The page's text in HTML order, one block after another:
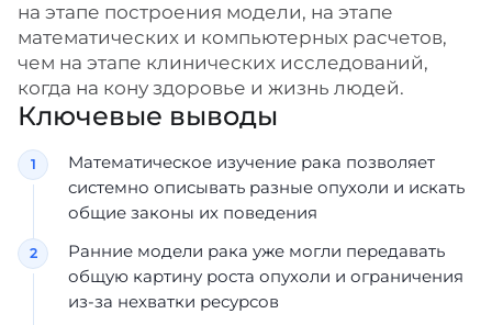
на этапе построения модели, на этапе
математических и компьютерных расчетов,
чем на этапе клинических исследований,
когда на кону здоровье и жизнь людей.
Ключевые выводы
Математическое изучение рака позволяет
системно описывать разные опухоли и искать
общие законы их поведения
Ранние модели рака уже могли передавать
общую картину роста опухоли и ограничения
из-за нехватки ресурсов